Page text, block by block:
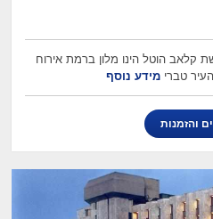
קלאב הוטל הינו מלון ברמת אירוח
מידע נוסף
והזמנות